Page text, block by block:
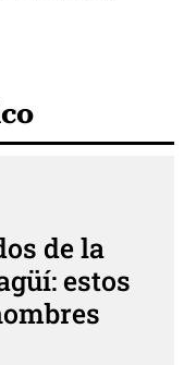
de la
estos